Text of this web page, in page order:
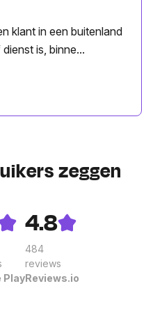
klant in een buitenland
is, binne...
zeggen
Play
4.8
484
reviews
Reviews.io